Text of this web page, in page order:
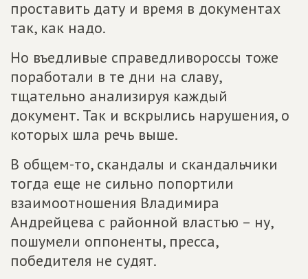
проставить дату и время в документах
так, как надо.
Но въедливые справедливороссы тоже
поработали в те дни на славу,
тщательно анализируя каждый
документ. Так и вскрылись нарушения, о
которых шла речь выше.
В общем-то, скандалы и скандальчики
тогда еще не сильно попортили
взаимоотношения Владимира
Андрейцева с районной властью – ну,
пошумели оппоненты, пресса,
победителя не судят.